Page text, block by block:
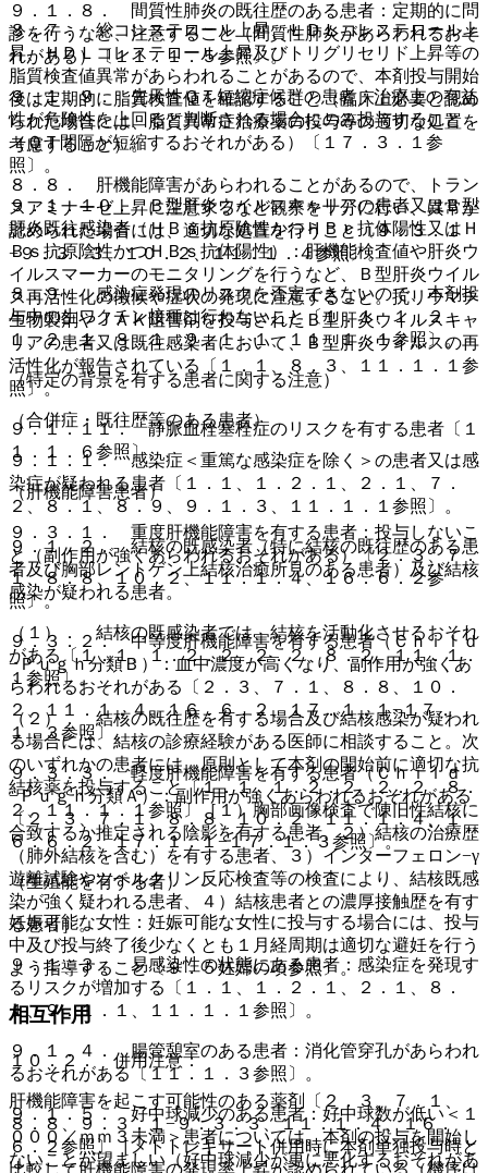
９．１．８． 間質性肺炎の既往歴のある患者：定期的に問
診を行うなど、注意すること（間質性肺炎があらわれるおそ
れがある）〔１１．１．５参照〕。
９．１．９． 先天性ＱＴ短縮症候群の患者：治療上の有益
性が危険性を上回ると判断される場合にのみ投与すること
（ＱＴ間隔が短縮するおそれがある）〔１７．３．１参
照〕。
９．１．１０． Ｂ型肝炎ウイルスキャリアの患者又はＢ型
肝炎既往感染者（ＨＢｓ抗原陰性かつＨＢｃ抗体陽性又はＨ
Ｂｓ抗原陰性かつＨＢｓ抗体陽性）：肝機能検査値や肝炎ウ
イルスマーカーのモニタリングを行うなど、Ｂ型肝炎ウイル
ス再活性化の徴候や症状の発現に注意すること。抗リウマチ
生物製剤やＪＡＫ阻害剤を投与されたＢ型肝炎ウイルスキャ
リアの患者又は既往感染者において、Ｂ型肝炎ウイルスの再
活性化が報告されている〔１．１、８．３、１１．１．１参
照〕。
９．１．１１． 静脈血栓塞栓症のリスクを有する患者〔１
１．１．６参照〕。
（肝機能障害患者）
９．３．１． 重度肝機能障害を有する患者：投与しないこ
と（副作用が強くあらわれるおそれがある）〔２．３、７．
１、８．８、１０．２、１１．１．４、１６．６．２参
照〕。
９．３．２． 中等度肝機能障害を有する患者（Ｃｈｉｌｄ
−Ｐｕｇｈ分類Ｂ）：血中濃度が高くなり、副作用が強くあ
らわれるおそれがある〔２．３、７．１、８．８、１０．
２、１１．１．４、１６．６．２、１７．１．１−１７．
１．３参照〕。
９．３．３． 軽度肝機能障害を有する患者（Ｃｈｉｌｄ
−Ｐｕｇｈ分類Ａ）：副作用が強くあらわれるおそれがある
〔２．３、７．１、８．８、１０．２、１１．１．４、１
６．６．２、１７．１．１−１７．１．３参照〕。
（生殖能を有する者）
妊娠可能な女性：妊娠可能な女性に投与する場合には、投与
中及び投与終了後少なくとも１月経周期は適切な避妊を行う
よう指導すること〔９．５妊婦の項参照〕。
相互作用
１０．２． 併用注意：
肝機能障害を起こす可能性のある薬剤〔２．３、７．１、
８．８、９．３．１−９．３．３、１１．１．４、１６．
６．２参照〕［メトトレキサート併用時に本剤単独投与時と
比較して肝機能障害の発現率上昇が認められている（機序は
８．７． 総コレステロール上昇、ＬＤＬコレステロール上
昇、ＨＤＬコレステロール上昇及びトリグリセリド上昇等の
脂質検査値異常があらわれることがあるので、本剤投与開始
後は定期的に脂質検査値を確認すること（臨床上必要と認め
られた場合には、脂質異常症治療薬の投与等の適切な処置を
考慮すること）。
８．８． 肝機能障害があらわれることがあるので、トラン
スアミナーゼ上昇に注意するなど観察を十分に行い、異常が
認められた場合には、適切な処置を行うこと〔９．３．１
−９．３．３、１０．２、１１．１．４参照〕。
８．９． 感染症発現のリスクを否定できないので、本剤投
与中の生ワクチン接種は行わないこと〔１．１、１．２．
１、２．１、８．１、９．１．１、１１．１．１参照〕。
（特定の背景を有する患者に関する注意）
（合併症・既往歴等のある患者）
９．１．１． 感染症＜重篤な感染症を除く＞の患者又は感
染症が疑われる患者〔１．１、１．２．１、２．１、７．
２、８．１、８．９、９．１．３、１１．１．１参照〕。
９．１．２． 結核の既感染者（特に結核の既往歴のある患
者及び胸部レントゲン上結核治癒所見のある患者）及び結核
感染が疑われる患者。
（１）． 結核の既感染者では、結核を活動化させるおそれ
がある〔１．１、１．２．２、２．２、８．２、１１．１．
１参照〕。
（２）． 結核の既往歴を有する場合及び結核感染が疑われ
る場合には、結核の診療経験がある医師に相談すること。次
のいずれかの患者には、原則として本剤の開始前に適切な抗
結核薬を投与すること〔１．１、１．２．２、２．２、８．
２、１１．１．１参照〕［１）胸部画像検査で陳旧性結核に
合致するか推定される陰影を有する患者、２）結核の治療歴
（肺外結核を含む）を有する患者、３）インターフェロン−γ
遊離試験やツベルクリン反応検査等の検査により、結核既感
染が強く疑われる患者、４）結核患者との濃厚接触歴を有す
る患者］。
９．１．３． 易感染性の状態にある患者：感染症を発現す
るリスクが増加する〔１．１、１．２．１、２．１、８．
１、９．１．１、１１．１．１参照〕。
９．１．４． 腸管憩室のある患者：消化管穿孔があらわれ
るおそれがある〔１１．１．３参照〕。
９．１．５． 好中球減少のある患者：好中球数が低い＜１
０００／ｍｍ３未満＞患者については、本剤の投与を開始し
ないことが望ましい（好中球減少が更に悪化するおそれがあ